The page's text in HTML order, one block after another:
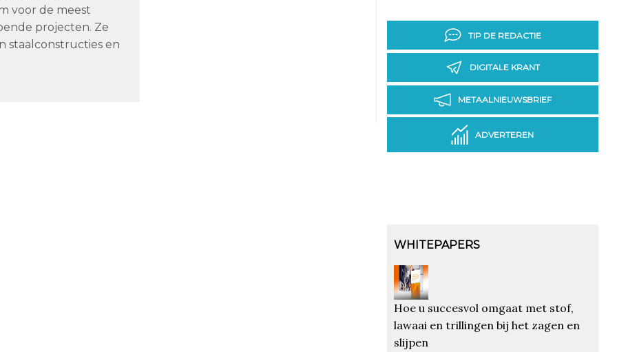
voor de meest
projecten. Ze
staalconstructies en
TIP DE REDACTIE
DIGITALE KRANT
METAALNIEUWSBRIEF
ADVERTEREN
WHITEPAPERS
Hoe u succesvol omgaat met stof,
lawaai en trillingen bij het zagen en
slijpen